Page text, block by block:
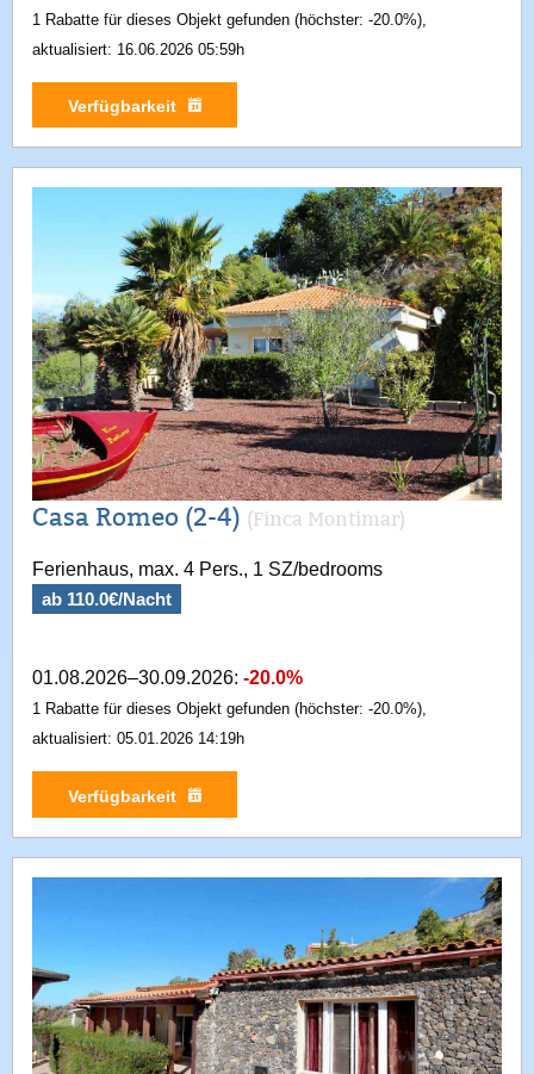
1 Rabatte für dieses Objekt gefunden (höchster: -20.0%),
aktualisiert: 16.06.2026 05:59h
Verfügbarkeit
Casa Romeo (2-4) (Finca Montimar)
Ferienhaus, max. 4 Pers., 1 SZ/bedrooms
ab 110.0€/Nacht
01.08.2026–30.09.2026: -20.0%
1 Rabatte für dieses Objekt gefunden (höchster: -20.0%),
aktualisiert: 05.01.2026 14:19h
Verfügbarkeit